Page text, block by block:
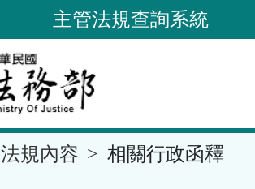
主管法規查詢系統
法規內容 相關行政函釋